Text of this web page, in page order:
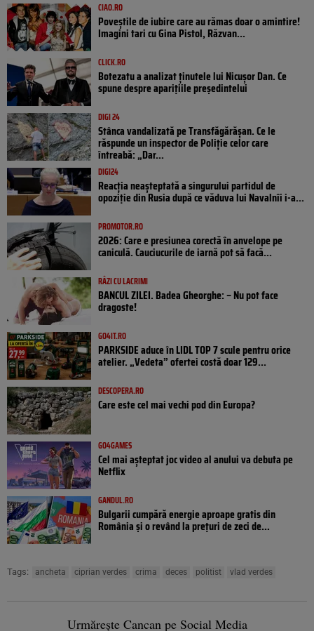
CIAO.RO
Poveştile de iubire care au rămas doar o amintire!
Imagini tari cu Gina Pistol, Răzvan...
CLICK.RO
Botezatu a analizat ținutele lui Nicușor Dan. Ce
spune despre aparițiile președintelui
DIGI 24
Stânca vandalizată pe Transfăgărășan. Ce le
răspunde un inspector de Poliție celor care
întreabă: „Dar...
DIGI24
Reacția neașteptată a singurului partidul de
opoziţie din Rusia după ce văduva lui Navalnîi i-a...
PROMOTOR.RO
2026: Care e presiunea corectă în anvelope pe
caniculă. Cauciucurile de iarnă pot să facă...
RÂZI CU LACRIMI
BANCUL ZILEI. Badea Gheorghe: – Nu pot face
dragoste!
GO4IT.RO
PARKSIDE aduce în LIDL TOP 7 scule pentru orice
atelier. „Vedeta” ofertei costă doar 129...
DESCOPERA.RO
Care este cel mai vechi pod din Europa?
GO4GAMES
Cel mai așteptat joc video al anului va debuta pe
Netflix
GANDUL.RO
Bulgarii cumpără energie aproape gratis din
România și o revând la prețuri de zeci de...
Tags: ancheta ciprian verdes crima deces politist vlad verdes
Urmărește Cancan pe Social Media